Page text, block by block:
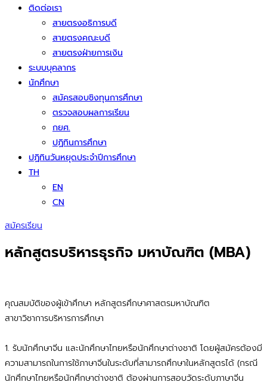
ติดต่อเรา
สายตรงอธิการบดี
สายตรงคณะบดี
สายตรงฝ่ายการเงิน
ระบบบุคลากร
นักศึกษา
สมัครสอบชิงทุนการศึกษา
ตรวจสอบผลการเรียน
กยศ.
ปฏิทินการศึกษา
ปฏิทินวันหยุดประจำปีการศึกษา
TH
EN
CN
สมัครเรียน
หลักสูตรบริหารธุรกิจ มหาบัณฑิต (MBA)
คุณสมบัติของผู้เข้าศึกษา หลักสูตรศึกษาศาสตรมหาบัณฑิต
สาขาวิชาการบริหารการศึกษา
1. รับนักศึกษาจีน และนักศึกษาไทยหรือนักศึกษาต่างชาติ โดยผู้สมัครต้องมี
ความสามารถในการใช้ภาษาจีนในระดับที่สามารถศึกษาในหลักสูตรได้ (กรณี
นักศึกษาไทยหรือนักศึกษาต่างชาติ ต้องผ่านการสอบวัดระดับภาษาจีน